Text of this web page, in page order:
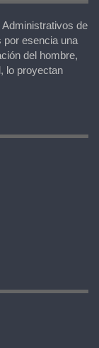
de
por esencia una
del hombre,
lo proyectan